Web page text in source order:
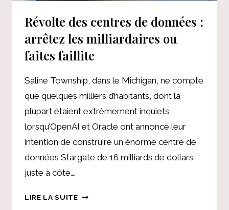
Révolte des centres de données :
arrêtez les milliardaires ou
faites faillite
Saline Township, dans le Michigan, ne compte
que quelques milliers d’habitants, dont la
plupart étaient extrêmement inquiets
lorsqu’OpenAI et Oracle ont annoncé leur
intention de construire un énorme centre de
données Stargate de 16 milliards de dollars
juste à côté….
LIRE LA SUITERÉVOLTE